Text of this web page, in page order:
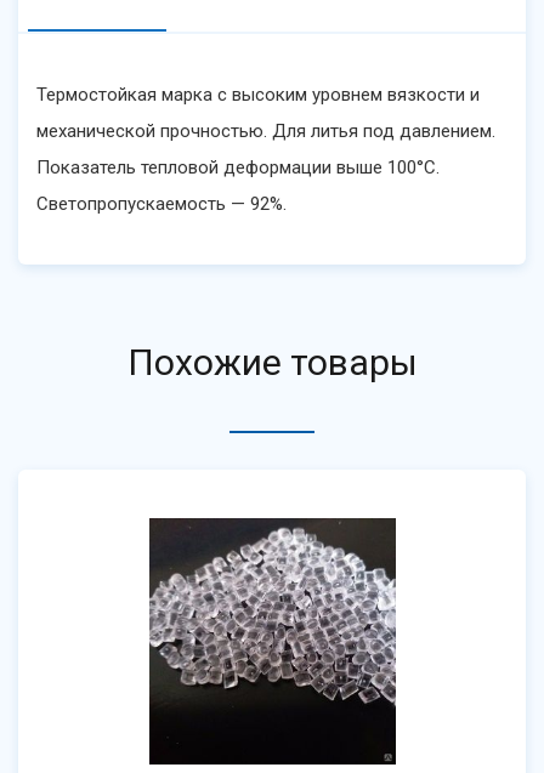
Термостойкая марка с высоким уровнем вязкости и
механической прочностью. Для литья под давлением.
Показатель тепловой деформации выше 100°C.
Светопропускаемость — 92%.
Похожие товары